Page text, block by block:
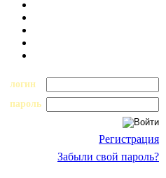
логин
пароль
Регистрация
Забыли свой пароль?